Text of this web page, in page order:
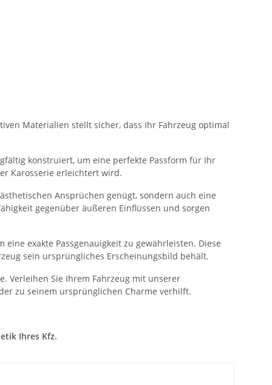
Materialien stellt sicher, dass Ihr Fahrzeug optimal
konstruiert, um eine perfekte Passform für Ihr
Karosserie erleichtert wird.
Ansprüchen genügt, sondern auch eine
gegenüber äußeren Einflüssen und sorgen
exakte Passgenauigkeit zu gewährleisten. Diese
sein ursprüngliches Erscheinungsbild behält.
Verleihen Sie Ihrem Fahrzeug mit unserer
zu seinem ursprünglichen Charme verhilft.
Ihres Kfz.